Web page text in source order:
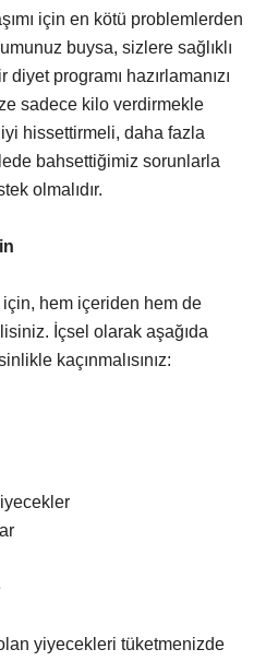
için en kötü problemlerden
buysa, sizlere sağlıklı
programı hazırlamanızı
sadece kilo verdirmekle
hissettirmeli, daha fazla
bahsettiğimiz sorunlarla
olmalıdır.
hem içeriden hem de
İçsel olarak aşağıda
kaçınmalısınız:
yiyecekleri tüketmenizde